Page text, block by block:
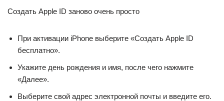
Создать Apple ID заново очень просто
При активации iPhone выберите «Создать Apple ID
бесплатно».
Укажите день рождения и имя, после чего нажмите
«Далее».
Выберите свой адрес электронной почты и введите его.